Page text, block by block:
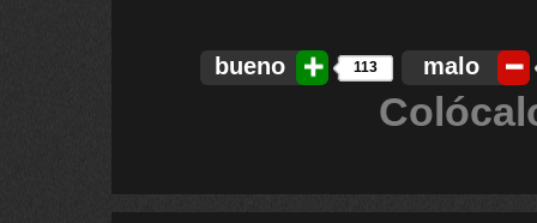
bueno 113 malo